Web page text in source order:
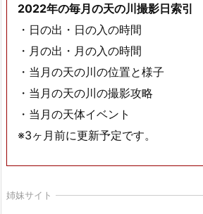
2022年の毎月の天の川撮影日索引
・日の出・日の入の時間
・月の出・月の入の時間
・当月の天の川の位置と様子
・当月の天の川の撮影攻略
・当月の天体イベント
※3ヶ月前に更新予定です。
姉妹サイト